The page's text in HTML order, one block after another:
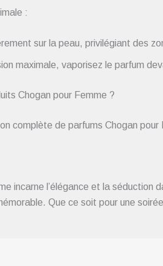
:
sur la peau, privilégiant des
maximale, vaporisez le parfum
Chogan pour Femme ?
complète de parfums Chogan
incarne l’élégance et la
Que ce soit pour une